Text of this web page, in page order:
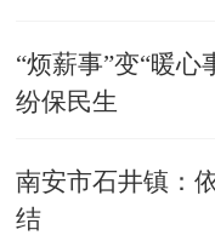
“烦薪事”变“暖心
纷保民生
南安市石井镇：
结